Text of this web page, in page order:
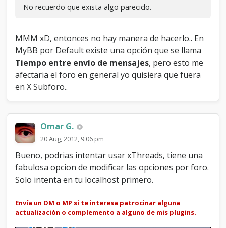
No recuerdo que exista algo parecido.
MMM xD, entonces no hay manera de hacerlo.. En
MyBB por Default existe una opción que se llama
Tiempo entre envío de mensajes, pero esto me
afectaria el foro en general yo quisiera que fuera
en X Subforo..
Omar G.
20 Aug, 2012, 9:06 pm
Bueno, podrias intentar usar xThreads, tiene una
fabulosa opcion de modificar las opciones por foro.
Solo intenta en tu localhost primero.
Envía un DM o MP si te interesa patrocinar alguna
actualización o complemento a alguno de mis plugins.